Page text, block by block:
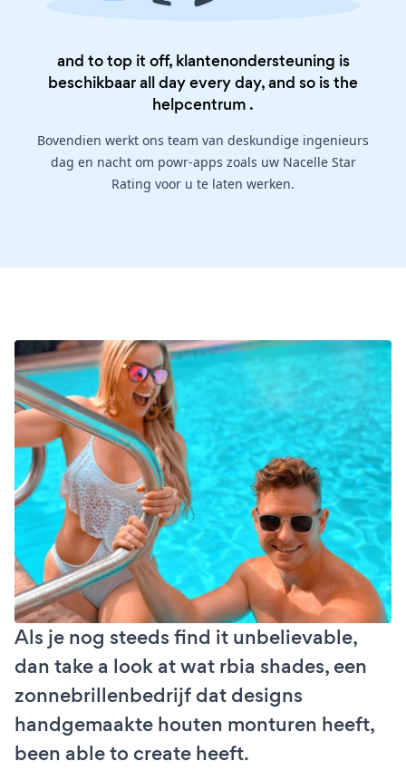
and to top it off, klantenondersteuning is
beschikbaar all day every day, and so is the
helpcentrum .
Bovendien werkt ons team van deskundige ingenieurs
dag en nacht om powr-apps zoals uw Nacelle Star
Rating voor u te laten werken.
Als je nog steeds find it unbelievable,
dan take a look at wat rbia shades, een
zonnebrillenbedrijf dat designs
handgemaakte houten monturen heeft,
been able to create heeft.